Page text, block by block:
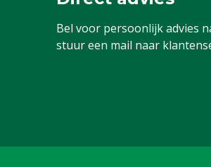
Vermogen
Bel voor persoonlijk advies
stuur een mail naar